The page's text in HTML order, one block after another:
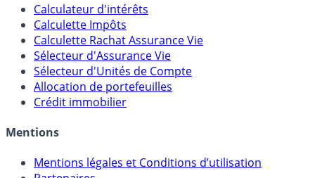
Calculateur d'intérêts
Calculette Impôts
Calculette Rachat Assurance Vie
Sélecteur d'Assurance Vie
Sélecteur d'Unités de Compte
Allocation de portefeuilles
Crédit immobilier
Mentions
Mentions légales et Conditions d’utilisation